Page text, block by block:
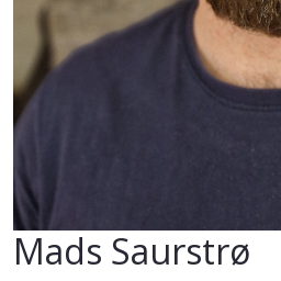
Mads Saurstrø